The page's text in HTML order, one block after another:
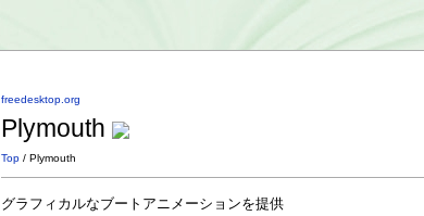
freedesktop.org
Plymouth
Top / Plymouth
グラフィカルなブートアニメーションを提供